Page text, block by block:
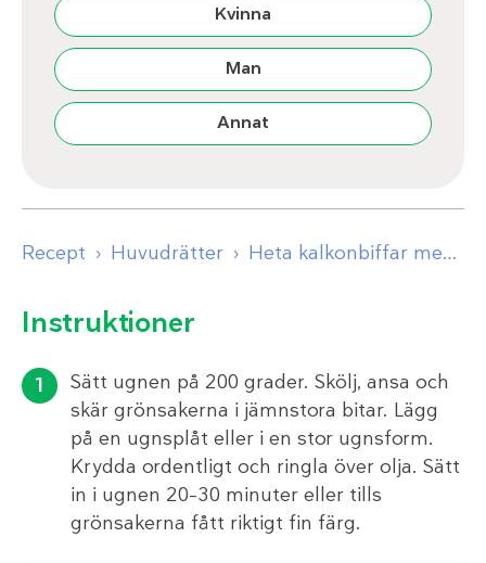
Kvinna
Man
Annat
Recept Huvudrätter Heta kalkonbiffar med tahinidressing
Instruktioner
Sätt ugnen på 200 grader. Skölj, ansa och
skär grönsakerna i jämnstora bitar. Lägg
på en ugnsplåt eller i en stor ugnsform.
Krydda ordentligt och ringla över olja. Sätt
in i ugnen 20–30 minuter eller tills
grönsakerna fått riktigt fin färg.